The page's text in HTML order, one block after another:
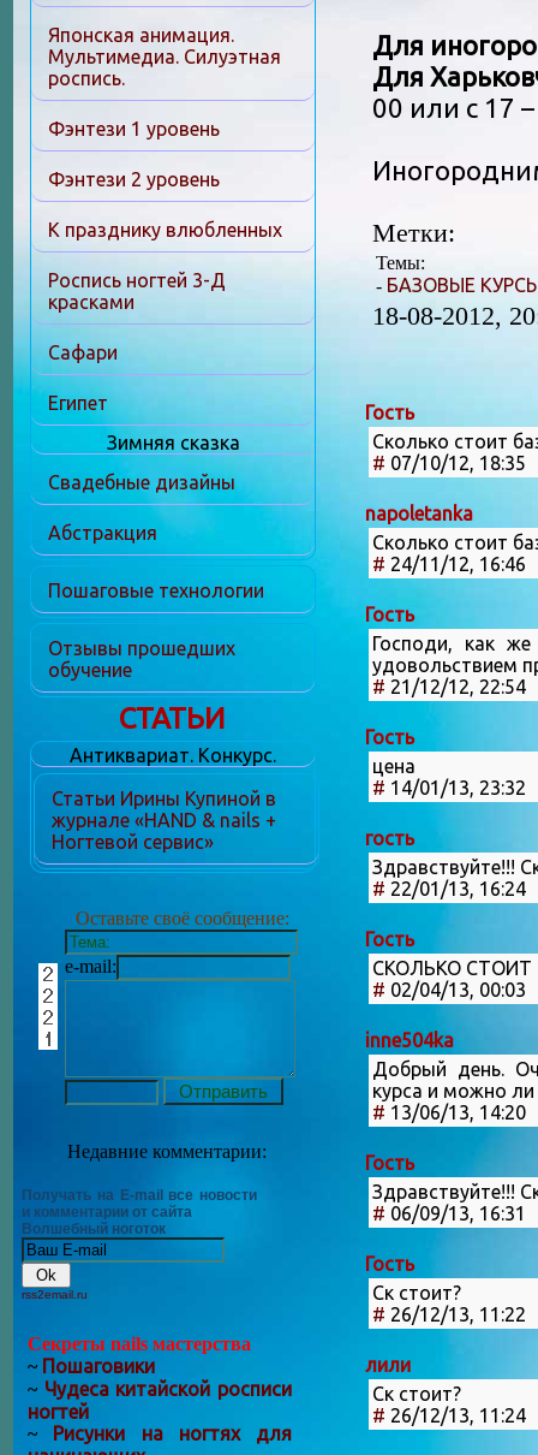
Для
Для
00 или с 17
Метки:
Темы:
- БАЗОВЫЕ
18-08-2012,
Гость
Сколько стоит
# 07/10/12, 18:35
napoletanka
Сколько стоит
# 24/11/12, 16:46
Гость
Господи, как
удовольствием
# 21/12/12, 22:54
Гость
цена
# 14/01/13, 23:32
гость
Здравствуйте!!!
# 22/01/13, 16:24
Гость
СКОЛЬКО СТОИТ
# 02/04/13, 00:03
inne504ka
Добрый день.
курса и можно ли
# 13/06/13, 14:20
Гость
Здравствуйте!!!
# 06/09/13, 16:31
Гость
Ск стоит?
# 26/12/13, 11:22
лили
Ск стоит?
# 26/12/13, 11:24
Японская анимация.
Мультимедиа. Силуэтная
роспись.
Фэнтези 1 уровень
Фэнтези 2 уровень
К празднику влюбленных
Роспись ногтей 3-Д
красками
Сафари
Египет
Зимняя сказка
Свадебные дизайны
Абстракция
Пошаговые технологии
Отзывы прошедших
обучение
СТАТЬИ
Антиквариат. Конкурс.
Статьи Ирины Купиной в
журнале «HAND & nails +
Ногтевой сервис»
Оставьте своё сообщение:
e-mail:
Недавние комментарии:
Получать на E-mail все новости
и комментарии от сайта
Волшебный ноготок
rss2email.ru
Секреты nails мастерства
~ Пошаговики
~ Чудеса китайской росписи
ногтей
~ Рисунки на ногтях для